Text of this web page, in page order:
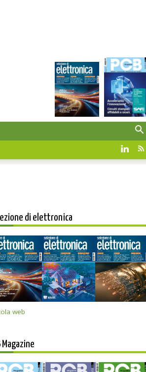
di elettronica
web
Magazine